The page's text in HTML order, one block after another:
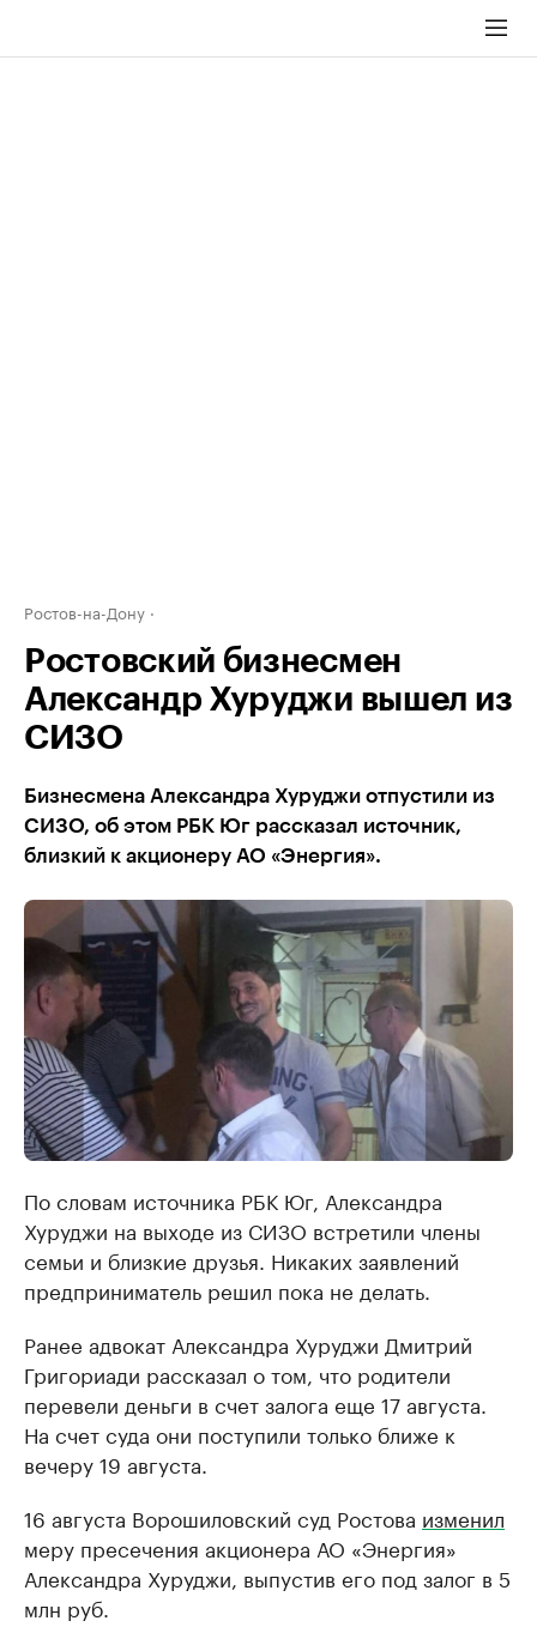
Ростов-на-Дону
Ростовский бизнесмен
Александр Хуруджи вышел из
СИЗО
Бизнесмена Александра Хуруджи отпустили из
СИЗО, об этом РБК Юг рассказал источник,
близкий к акционеру АО «Энергия».
По словам источника РБК Юг, Александра
Хуруджи на выходе из СИЗО встретили члены
семьи и близкие друзья. Никаких заявлений
предприниматель решил пока не делать.
Ранее адвокат Александра Хуруджи Дмитрий
Григориади рассказал о том, что родители
перевели деньги в счет залога еще 17 августа.
На счет суда они поступили только ближе к
вечеру 19 августа.
16 августа Ворошиловский суд Ростова изменил
меру пресечения акционера АО «Энергия»
Александра Хуруджи, выпустив его под залог в 5
млн руб.